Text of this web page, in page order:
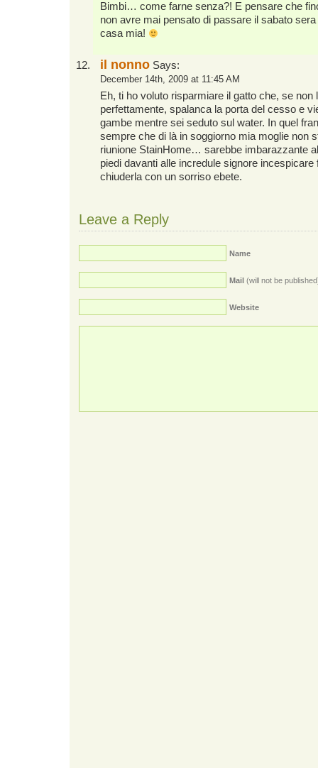
Bimbi… come farne senza?! E pensare che
non avre mai pensato di passare il sabato
casa mia!
il nonno Says:
December 14th, 2009 at 11:45 AM
Eh, ti ho voluto risparmiare il gatto che, se non
perfettamente, spalanca la porta del cesso e
gambe mentre sei seduto sul water. In quel
sempre che di là in soggiorno mia moglie non
riunione StainHome… sarebbe imbarazzante
piedi davanti alle incredule signore incespicare
chiuderla con un sorriso ebete.
Leave a Reply
Name
Mail (will not be
Website